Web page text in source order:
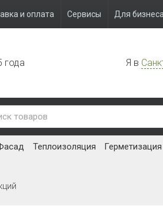
и оплата Сервисы Для бизнеса
года Я в
Теплоизоляция Герметизация